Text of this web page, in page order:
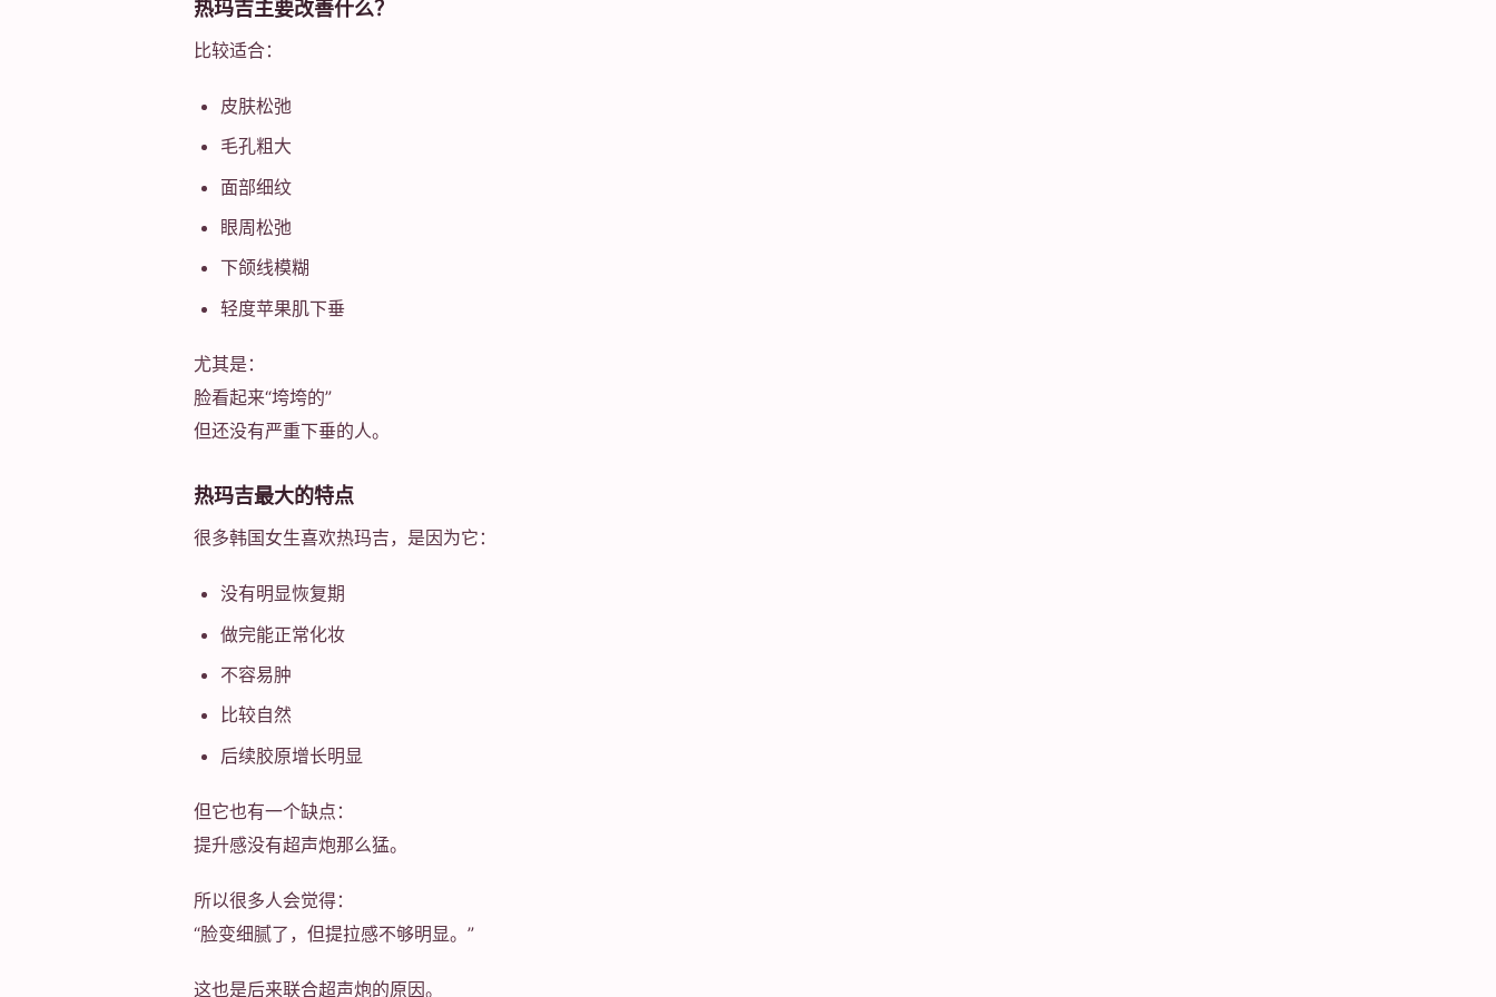
热玛吉主要改善什么？
比较适合：
皮肤松弛
毛孔粗大
面部细纹
眼周松弛
下颌线模糊
轻度苹果肌下垂
尤其是：
脸看起来“垮垮的”
但还没有严重下垂的人。
热玛吉最大的特点
很多韩国女生喜欢热玛吉，是因为它：
没有明显恢复期
做完能正常化妆
不容易肿
比较自然
后续胶原增长明显
但它也有一个缺点：
提升感没有超声炮那么猛。
所以很多人会觉得：
“脸变细腻了，但提拉感不够明显。”
这也是后来联合超声炮的原因。